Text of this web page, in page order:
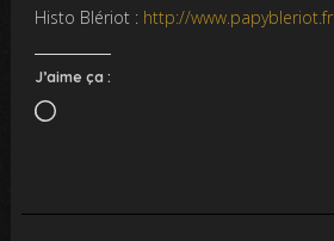
Histo Blériot : http://www.papybleriot.fr
J’aime ça :
Chargement…